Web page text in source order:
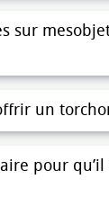
a
plusieurs
sont
votre
pour
sur
un
pour